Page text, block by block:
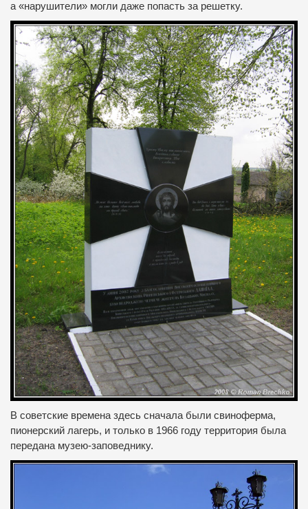
а «нарушители» могли даже попасть за решетку.
В советские времена здесь сначала были свиноферма,
пионерский лагерь, и только в 1966 году территория была
передана музею-заповеднику.